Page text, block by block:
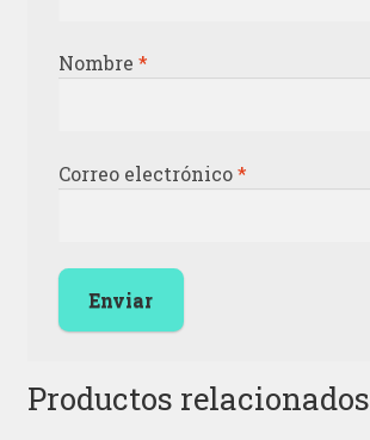
Nombre *
Correo electrónico*
Productos relacionados